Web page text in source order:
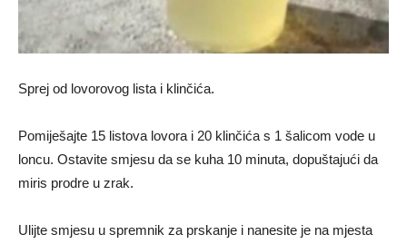
Sprej od lovorovog lista i klinčića.
Pomiješajte 15 listova lovora i 20 klinčića s 1 šalicom vode u
loncu. Ostavite smjesu da se kuha 10 minuta, dopuštajući da
miris prodre u zrak.
Ulijte smjesu u spremnik za prskanje i nanesite je na mjesta